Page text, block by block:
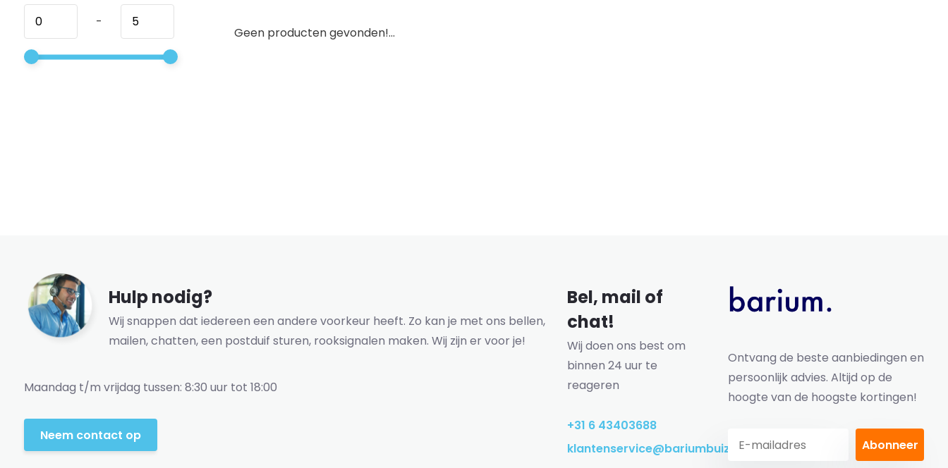
-
Geen producten gevonden!...
Hulp nodig?
Wij snappen dat iedereen een andere voorkeur heeft. Zo kan je met ons bellen,
mailen, chatten, een postduif sturen, rooksignalen maken. Wij zijn er voor je!
Maandag t/m vrijdag tussen: 8:30 uur tot 18:00
Neem contact op
Bel, mail of
chat!
Wij doen ons best om
binnen 24 uur te
reageren
+31 6 43403688
klantenservice@bariumbuizen.nl
Ontvang de beste aanbiedingen en
persoonlijk advies. Altijd op de
hoogte van de hoogste kortingen!
Abonneer